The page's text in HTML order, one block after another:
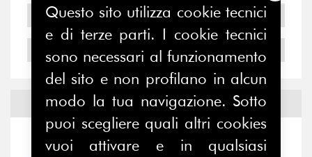
2005
2004
Notizie edEventi
Notizie - Eventi
Questo sito utilizza cookie tecnici
e di terze parti. I cookie tecnici
sono necessari al funzionamento
del sito e non profilano in alcun
modo la tua navigazione. Sotto
puoi scegliere quali altri cookies
vuoi attivare e in qualsiasi